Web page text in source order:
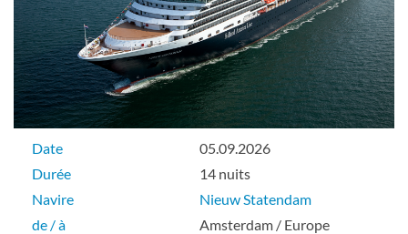
Grande cabine intérieure ou standard
Pont Beethoven
Intérieure
Grande Cabine Intérieure ou Standard
Date
05.09.2026
Durée
14 nuits
Navire
Nieuw Statendam
de / à
Amsterdam / Europe